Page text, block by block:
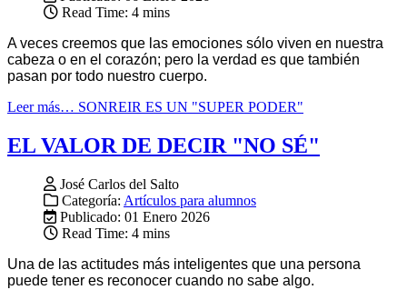
Read Time: 4 mins
A veces creemos que las emociones sólo viven en nuestra
cabeza o en el corazón; pero la verdad es que también
pasan por todo nuestro cuerpo.
Leer más… SONREIR ES UN "SUPER PODER"
EL VALOR DE DECIR "NO SÉ"
José Carlos del Salto
Categoría: Artículos para alumnos
Publicado: 01 Enero 2026
Read Time: 4 mins
Una de las actitudes más inteligentes que una persona
puede tener es reconocer cuando no sabe algo.